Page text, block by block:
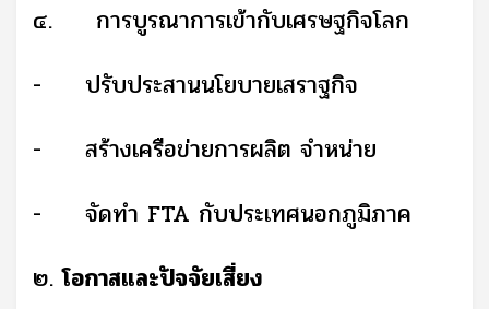
๔.
การบูรณาการเข้ากับเศรษฐกิจโลก
- ปรับประสานนโยบายเสราฐกิจ
- สร้างเครือข่ายการผลิต จำหน่าย
- จัดทำ FTA กับประเทศนอกภูมิภาค
๒.โอกาสและปัจจัยเสี่ยง